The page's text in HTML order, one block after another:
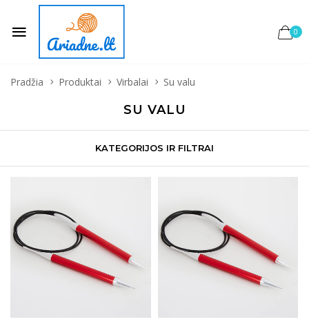
0
Pradžia Produktai Virbalai Su valu
SU VALU
KATEGORIJOS IR FILTRAI